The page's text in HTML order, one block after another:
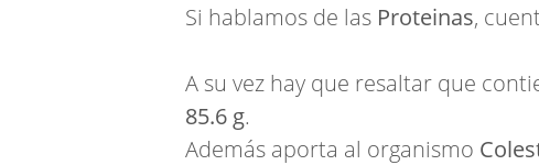
Si hablamos de las Proteinas,
A su vez hay que resaltar que
85.6 g.
Además aporta al organismo